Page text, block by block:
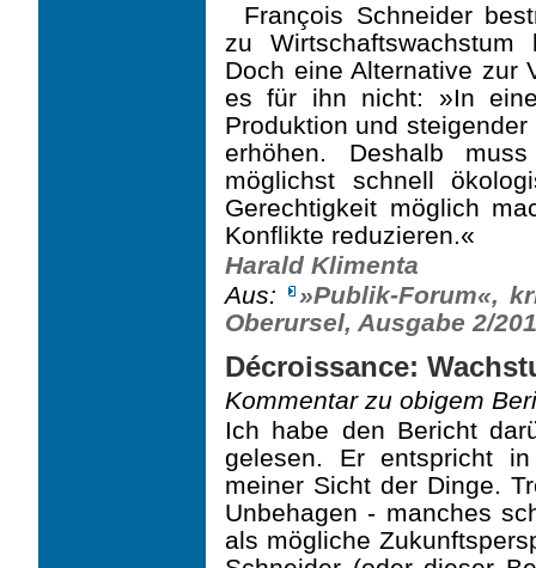
François Schneider
zu
Doch eine Alternative zur
es für ihn nicht: »In
Produktion und
erhöhen. Deshalb
möglichst schnell
Gerechtigkeit möglich
Konflikte reduzieren.«
Harald Klimenta
Aus:
»Publik-Forum«,
Oberursel, Ausgabe 2/
Décroissance:
Kommentar zu obigem
Ich habe den Bericht
gelesen. Er entspricht
meiner Sicht der Dinge.
Unbehagen - manches
als mögliche